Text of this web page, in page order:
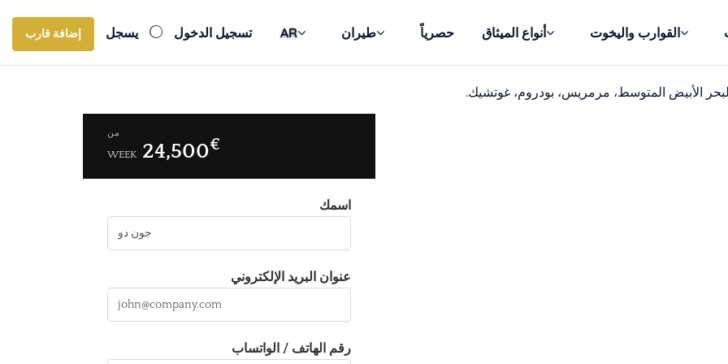
القوارب واليخوت أنواع الميثاق حصرياً طيران AR تسجيل الدخول يسجل إضافة قارب
من
24,500€
WEEK
اسمك
عنوان البريد الإلكتروني
رقم الهاتف / الواتساب